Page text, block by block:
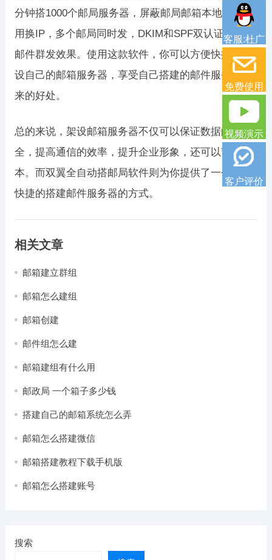
分钟搭1000个邮局服务器，屏蔽邮局邮箱本地IP，不
用换IP，多个邮局同时发，DKIM和SPF双认证，提升
邮件群发效果。使用这款软件，你可以方便快捷地架
设自己的邮箱服务器，享受自己搭建的邮件服务器带
来的好处。
总的来说，架设邮箱服务器不仅可以保证数据的安
全，提高通信的效率，提升企业形象，还可以节省成
本。而双翼全自动搭邮局软件则为你提供了一个方便
快捷的搭建邮件服务器的方式。
相关文章
邮箱建立群组
邮箱怎么建组
邮箱创建
邮件组怎么建
邮箱建组有什么用
邮政局 一个箱子多少钱
搭建自己的邮箱系统怎么弄
邮箱怎么搭建微信
邮箱搭建教程下载手机版
邮箱怎么搭建账号
搜索
客服:杜广
免费使用
视频演示
客户评价